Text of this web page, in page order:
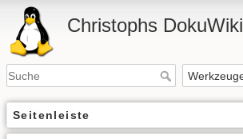
Christophs DokuWiki
Seitenleiste